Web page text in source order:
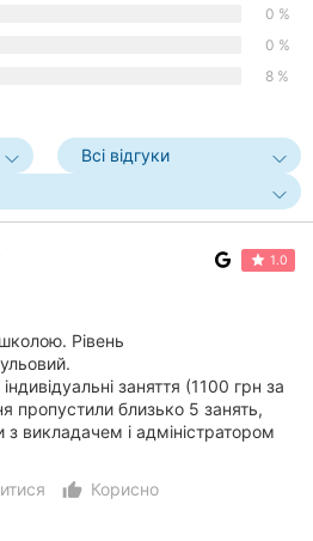
0 %
0 %
8 %
Всі відгуки
1.0
Рівень
заняття (1100 грн за
пропустили близько 5 занять,
з викладачем і адміністратором
thumb_up_alt
Корисно